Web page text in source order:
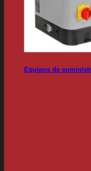
Equipos de